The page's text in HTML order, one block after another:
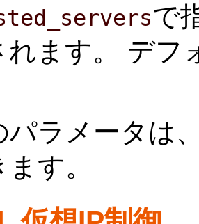
で
れます。 デフ
パラメータは
す。